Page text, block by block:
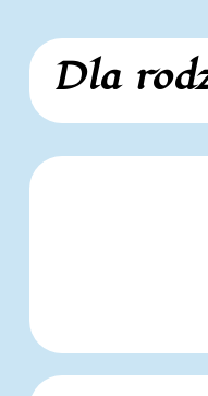
content
Dla